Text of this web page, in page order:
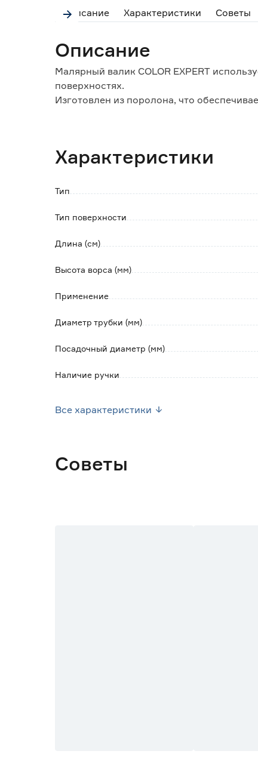
Описание Характеристики Советы
Описание
Малярный валик COLOR EXPERT
поверхностях.
Изготовлен из поролона, что
Обратите внимание:
Характеристики
Тип
Тип поверхности
Длина (см)
Высота ворса (мм)
Применение
Диаметр трубки (мм)
Посадочный диаметр (мм)
Наличие ручки
Все характеристики
Советы